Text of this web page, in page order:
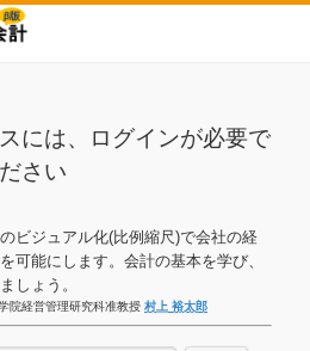
には、ログインが必要で
さい
ビジュアル化(比例縮尺)で会社の経
可能にします。会計の基本を学び、
しょう。
院経営管理研究科准教授 村上 裕太郎